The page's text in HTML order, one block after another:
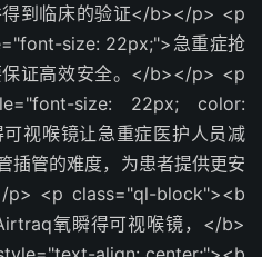
得到临床的验证</b></p> <p
size: 22px;">急重症抢
证高效安全。</b></p> <p
size: 22px; color:
视喉镜让急重症医护人员减
插管的难度，为患者提供更安
<p class="ql-block"><b
氧瞬得可视喉镜，</b>